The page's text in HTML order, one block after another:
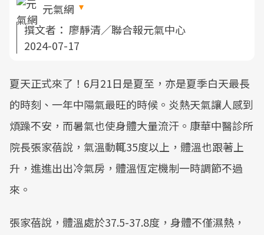
元氣網
撰文者： 廖靜清／聯合報元氣中心
2024-07-17
夏天正式來了！6月21日是夏至，亦是夏季白天最長
的時刻、一年中陽氣最旺的時候。炎熱天氣讓人感到
煩躁不安，而暑氣也使身體大量流汗。康華中醫診所
院長張家蓓說，氣溫動輒35度以上，體溫也跟著上
升，進進出出冷氣房，體溫恆定機制一時調節不過
來。
張家蓓說，體溫處於37.5-37.8度，身體不僅濕熱，